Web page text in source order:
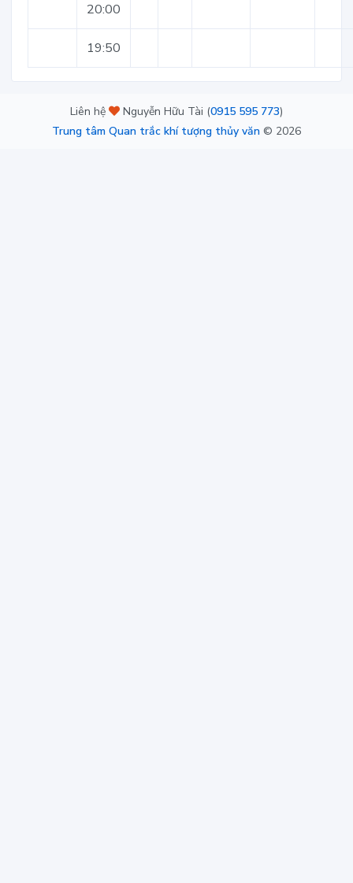
20:00
19:50
Liên hệ Nguyễn Hữu Tài (0915 595 773)
Trung tâm Quan trắc khí tượng thủy văn © 2026